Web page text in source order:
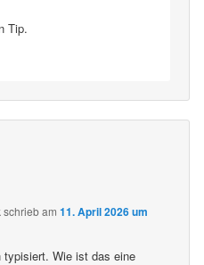
Tip.
schriebam11. April 2026 um
Wie ist das eine